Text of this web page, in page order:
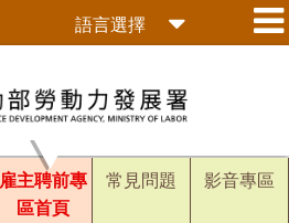
語言選擇
雇主聘前專
區首頁
常見問題 影音專區